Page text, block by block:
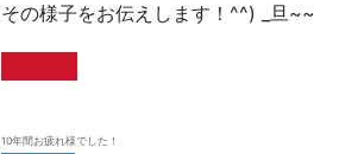
その様子をお伝えします！^^) _旦~~
10年間お疲れ様でした！